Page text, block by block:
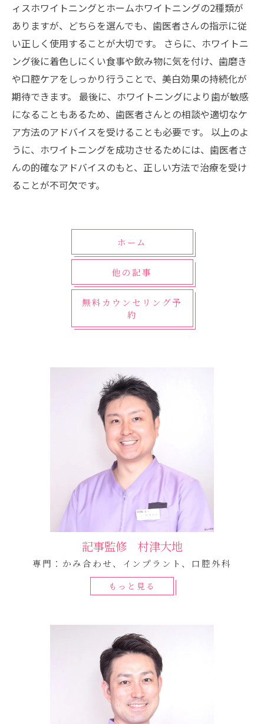
ィスホワイトニングとホームホワイトニングの2種類が
ありますが、どちらを選んでも、歯医者さんの指示に従
い正しく使用することが大切です。 さらに、ホワイトニ
ング後に着色しにくい食事や飲み物に気を付け、歯磨き
や口腔ケアをしっかり行うことで、美白効果の持続化が
期待できます。 最後に、ホワイトニングにより歯が敏感
になることもあるため、歯医者さんとの相談や適切なケ
ア方法のアドバイスを受けることも必要です。 以上のよ
うに、ホワイトニングを成功させるためには、歯医者さ
んの的確なアドバイスのもと、正しい方法で治療を受け
ることが不可欠です。
ホーム
他の記事
無料カウンセリング予
約
記事監修 村津大地
専門：かみ合わせ、インプラント、口腔外科
もっと見る